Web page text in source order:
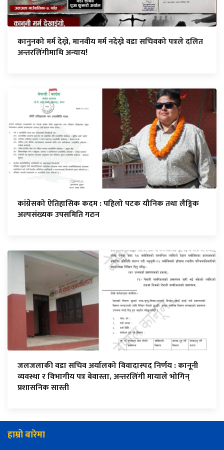
कानुनको मर्म देख्ने, मानवीय मर्म नदेख्ने वडा सचिवको पत्रले दलित
अन्तरलिंगीमाथि अन्याय!
कांग्रेसको ऐतिहासिक कदम : पहिलो पटक यौनिक तथा लैङ्गिक
अल्पसंख्यक उपसमिति गठन
जलजलाकी वडा सचिव अर्यालको विवादास्पद निर्णय : कानूनी
व्यवस्था र विभागीय पत्र बेवास्ता, अन्तरलिंगी मायाले भोगिन्
प्रशासनिक सास्ती
हाम्रो बारेमा